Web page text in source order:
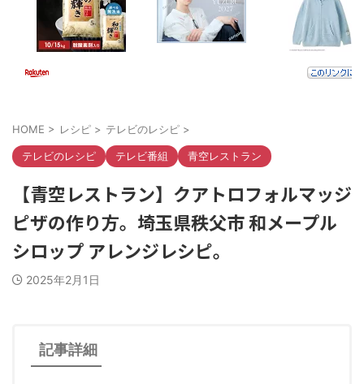
HOME > レシピ > テレビのレシピ >
テレビのレシピ テレビ番組 青空レストラン
【青空レストラン】クアトロフォルマッジ
ピザの作り方。埼玉県秩父市 和メープル
シロップ アレンジレシピ。
2025年2月1日
記事詳細